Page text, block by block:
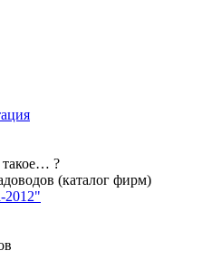
такое… ?
(каталог фирм)
2012"